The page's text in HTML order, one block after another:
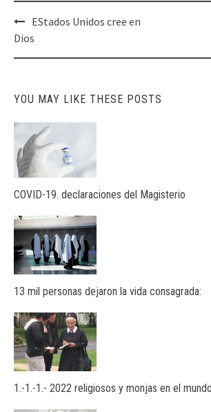
Post
navigation
EStados Unidos cree en
Dios
YOU MAY LIKE THESE POSTS
COVID-19. declaraciones del Magisterio
13 mil personas dejaron la vida consagrada:
1.-1.-1.- 2022 religiosos y monjas en el mundo